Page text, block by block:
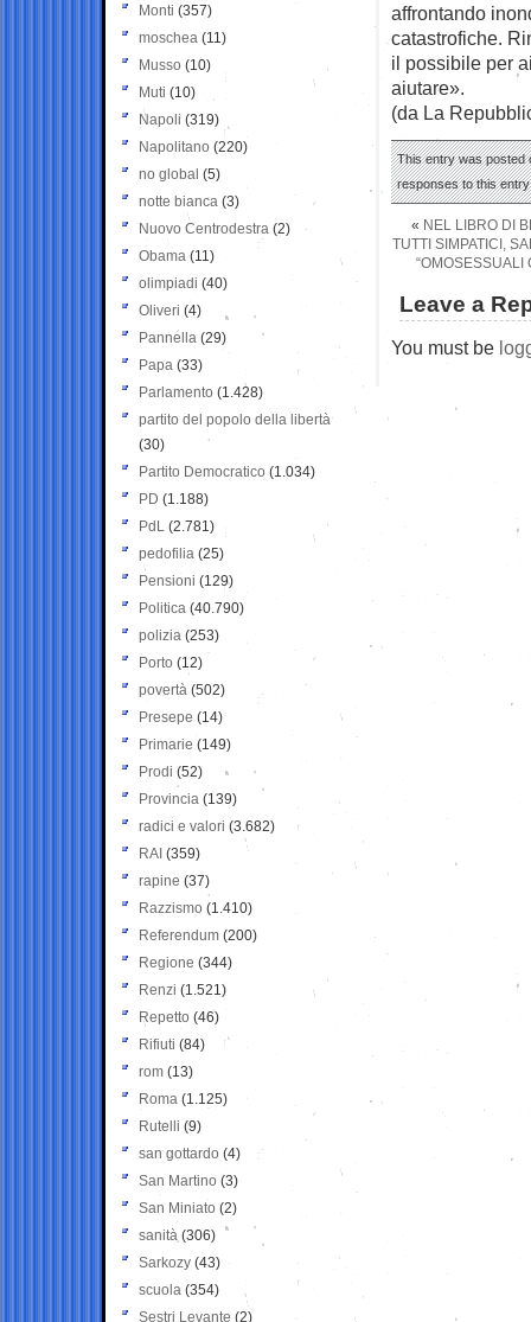
affrontando
catastrofiche.
il possibile per
aiutare».
(da La
This entry was posted
responses to this
« NEL LIBRO DI
TUTTI SIMPATICI,
“OMOSESSUALI
Leave a
You must be
Monti (357)
moschea (11)
Musso (10)
Muti (10)
Napoli (319)
Napolitano (220)
no global (5)
notte bianca (3)
Nuovo Centrodestra (2)
Obama (11)
olimpiadi (40)
Oliveri (4)
Pannella (29)
Papa (33)
Parlamento (1.428)
partito del popolo della libertà
(30)
Partito Democratico (1.034)
PD (1.188)
PdL (2.781)
pedofilia (25)
Pensioni (129)
Politica (40.790)
polizia (253)
Porto (12)
povertà (502)
Presepe (14)
Primarie (149)
Prodi (52)
Provincia (139)
radici e valori (3.682)
RAI (359)
rapine (37)
Razzismo (1.410)
Referendum (200)
Regione (344)
Renzi (1.521)
Repetto (46)
Rifiuti (84)
rom (13)
Roma (1.125)
Rutelli (9)
san gottardo (4)
San Martino (3)
San Miniato (2)
sanità (306)
Sarkozy (43)
scuola (354)
Sestri Levante (2)